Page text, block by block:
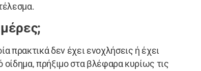
πρακτικά δεν έχει ενοχλήσεις ή έχει
πρήξιμο στα βλέφαρα κυρίως τις